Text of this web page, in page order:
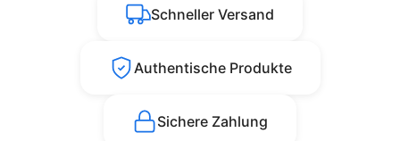
Schneller Versand
Authentische Produkte
Sichere Zahlung